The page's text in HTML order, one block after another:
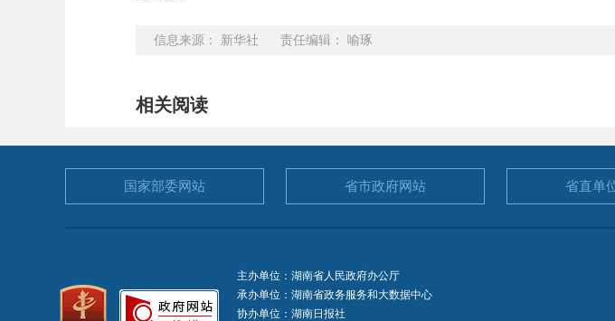
信息来源： 新华社 责任编辑： 喻琢
相关阅读
国家部委网站 省市政府网站 省直单
主办单位：湖南省人民政府办公厅
承办单位：湖南省政务服务和大数据中心
协办单位：湖南日报社